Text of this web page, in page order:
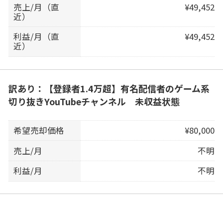
売上/月（直
近）
¥49,452
利益/月（直
近）
¥49,452
訳あり：【登録者1.4万超】有名配信者のゲーム系
切り抜きYouTubeチャンネル 未収益状態
希望売却価格
¥80,000
売上/月
不明
利益/月
不明